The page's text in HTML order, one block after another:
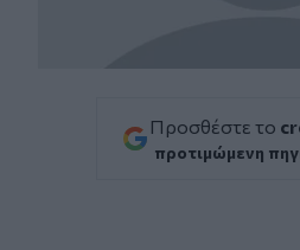
Προσθέστε το
προτιμώμενη